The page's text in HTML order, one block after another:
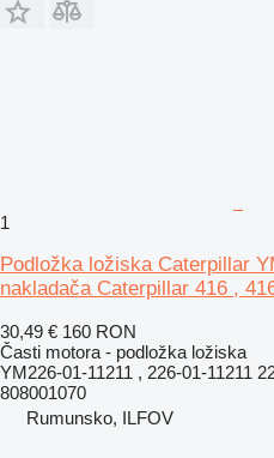
1
Podložka ložiska Caterpillar
nakladača Caterpillar 416 ,
30,49 € 160 RON
Časti motora - podložka ložiska
YM226-01-11211 , 226-01-11211
808001070
Rumunsko, ILFOV